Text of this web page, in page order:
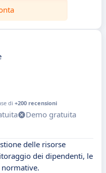
di +200 recensioni
Demo gratuita
delle risorse
dei dipendenti, le